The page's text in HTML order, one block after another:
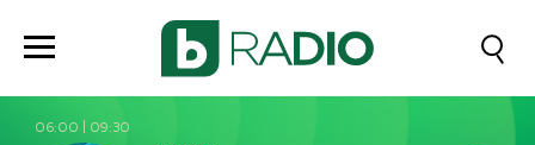
06:00 09:30